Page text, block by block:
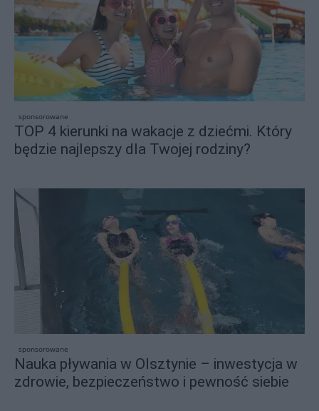
sponsorowane
TOP 4 kierunki na wakacje z dziećmi. Który
będzie najlepszy dla Twojej rodziny?
sponsorowane
Nauka pływania w Olsztynie – inwestycja w
zdrowie, bezpieczeństwo i pewność siebie